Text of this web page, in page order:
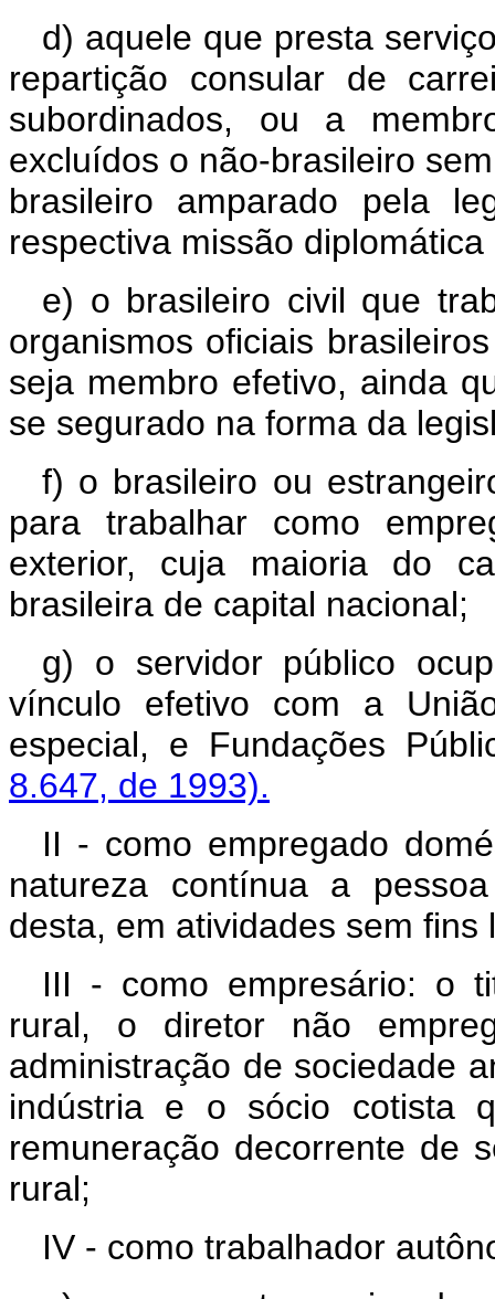
d) aquele que presta
repartição consular de
subordinados, ou a
excluídos o não-brasileiro
brasileiro amparado pela
respectiva missão
e) o brasileiro civil que
organismos oficiais
seja membro efetivo, ainda
se segurado na forma da
f) o brasileiro ou
para trabalhar como
exterior, cuja maioria do
brasileira de capital nacional;
g) o servidor público
vínculo efetivo com a
especial, e Fundações
8.647, de 1993).
II - como empregado
natureza contínua a
desta, em atividades sem fins
III - como empresário: o
rural, o diretor não
administração de sociedade
indústria e o sócio cotista
remuneração decorrente de
rural;
IV - como trabalhador